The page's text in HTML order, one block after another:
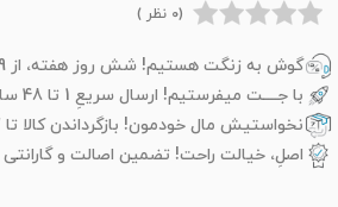
(0 نظر )
گوش به زنگت هستیم! شش روز هفته، از 9 تا 21
با جــــت میفرستیم! ارسال سریعِ 1 تا 48 ساعته
نخواستیش مال خودمون! بازگرداندن کالا تا 7 روز
اصلِ، خیالت راحت! تضمین اصالت و گارانتی